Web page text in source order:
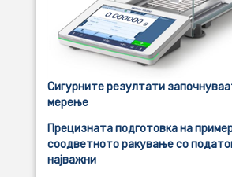
Сигурните резултати
мерење
Прецизната подготовка на
соодветното ракување со
најважни